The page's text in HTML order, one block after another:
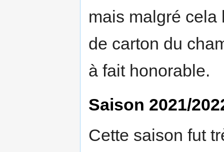
mais malgré cela
de carton du
à fait honorable.
Saison 2021/
Cette saison fut